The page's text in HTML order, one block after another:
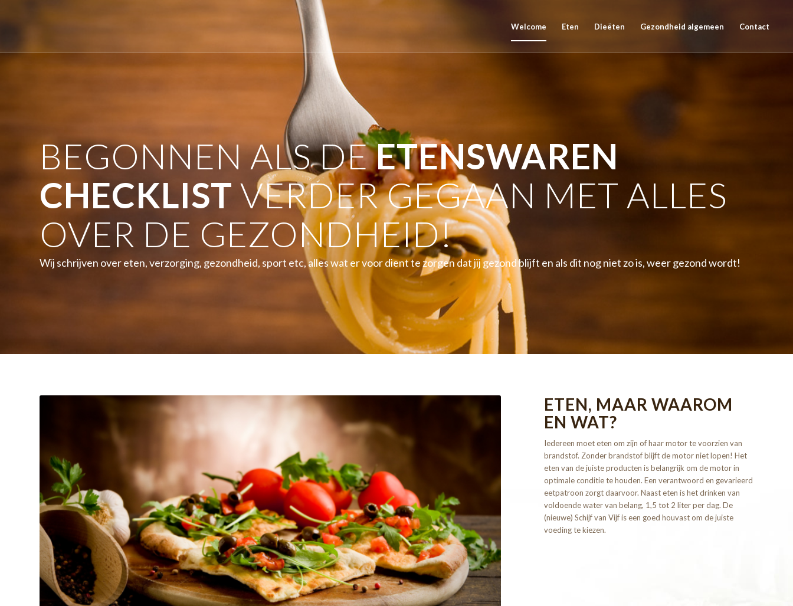
Welcome Eten Dieëten Gezondheid algemeen Contact
BEGONNEN ALS DEETENSWAREN
CHECKLIST VERDER GEGAAN MET ALLES
OVER DE GEZONDHEID!
Wij schrijven over eten, verzorging, gezondheid, sport etc, alles wat er voor dient te zorgen dat jij gezond blijft en als dit nog niet zo is, weer gezond wordt!
ETEN, MAAR WAAROM
EN WAT?
Iedereen moet eten om zijn of haar motor te voorzien van
brandstof. Zonder brandstof blijft de motor niet lopen! Het
eten van de juiste producten is belangrijk om de motor in
optimale conditie te houden. Een verantwoord en gevarieerd
eetpatroon zorgt daarvoor. Naast eten is het drinken van
voldoende water van belang, 1,5 tot 2 liter per dag. De
(nieuwe) Schijf van Vijf is een goed houvast om de juiste
voeding te kiezen.